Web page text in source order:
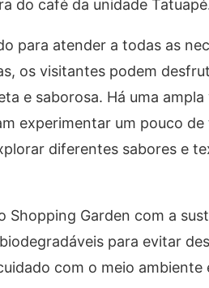
do café da unidade
para atender a todas as
os visitantes podem
e saborosa. Há uma ampla
experimentar um pouco de
diferentes sabores e
Garden com a
para evitar
com o meio ambiente